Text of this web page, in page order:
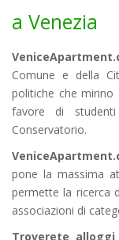
a Venezia
Comune e della
politiche che mirino
favore di studenti
Conservatorio.
pone la massima
permette la ricerca
associazioni di
Troverete